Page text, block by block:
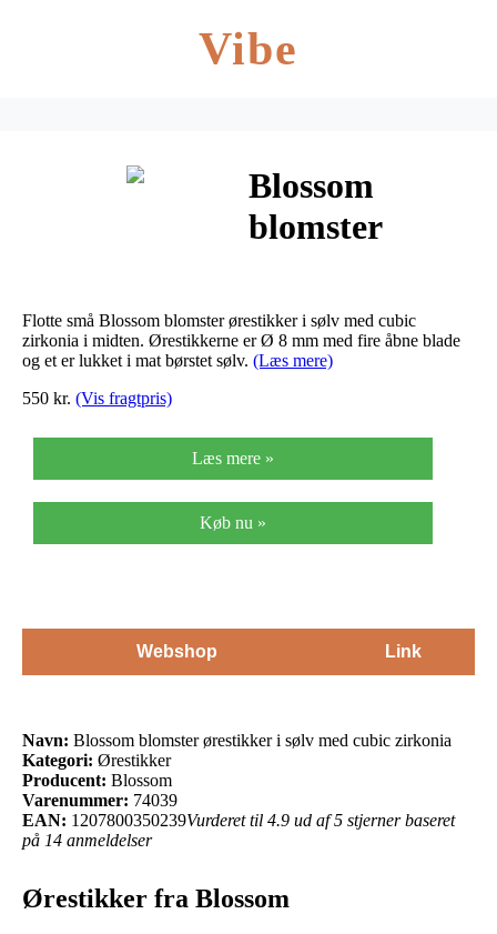
Vibe
Blossom
blomster
sølv med cubic
zirkonia
Flotte små Blossom blomster ørestikker i sølv med cubic
zirkonia i midten. Ørestikkerne er Ø 8 mm med fire åbne blade
og et er lukket i mat børstet sølv. (Læs mere)
550 kr. (Vis fragtpris)
Læs mere »
Køb nu »
Webshop Link
Navn: Blossom blomster ørestikker i sølv med cubic zirkonia
Kategori: Ørestikker
Producent: Blossom
Varenummer: 74039
EAN: 1207800350239Vurderet til 4.9 ud af 5 stjerner baseret
på 14 anmeldelser
Ørestikker fra Blossom